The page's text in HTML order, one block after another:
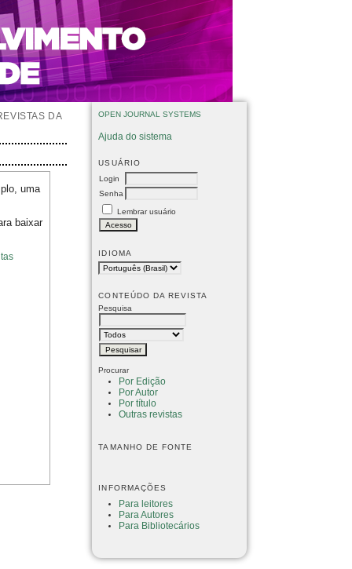
OPEN JOURNAL SYSTEMS
Ajuda do sistema
USUÁRIO
Login
Senha
Lembrar usuário
IDIOMA
CONTEÚDO DA REVISTA
Pesquisa
Procurar
Por Edição
Por Autor
Por título
Outras revistas
TAMANHO DE FONTE
INFORMAÇÕES
Para leitores
Para Autores
Para Bibliotecários
DA
uma
baixar